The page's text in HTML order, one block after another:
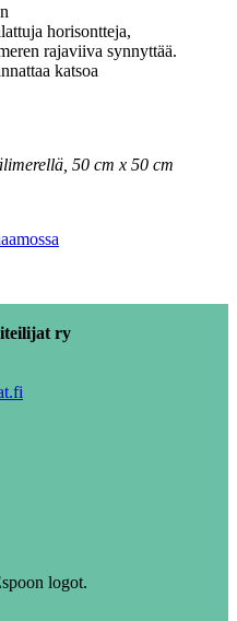
horisontteja,
rajaviiva synnyttää.
katsoa
50 cm x 50 cm
ry